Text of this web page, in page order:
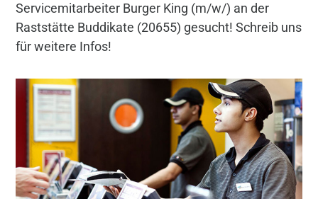
Servicemitarbeiter Burger King (m/w/) an der
Raststätte Buddikate (20655) gesucht! Schreib uns
für weitere Infos!